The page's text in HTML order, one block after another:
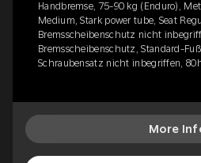
Handbremse, 75-90 kg (Enduro),
Medium, Stark power tube, Seat
Bremsscheibenschutz nicht
Bremsscheibenschutz, Standard-
Schraubensatz nicht inbegriffen,
More